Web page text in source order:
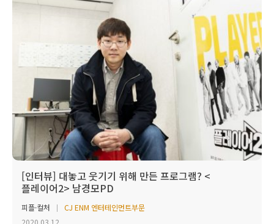
[인터뷰] 대놓고 웃기기 위해 만든 프로그램? <
플레이어2> 남경모PD
피플·컬처
CJ ENM 엔터테인먼트부문